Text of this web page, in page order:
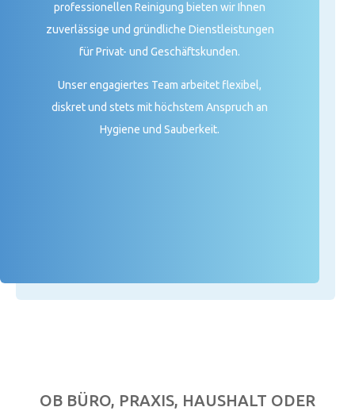
professionellen Reinigung bieten wir Ihnen
zuverlässige und gründliche Dienstleistungen
für Privat- und Geschäftskunden.
Unser engagiertes Team arbeitet flexibel,
diskret und stets mit höchstem Anspruch an
Hygiene und Sauberkeit.
OB BÜRO, PRAXIS, HAUSHALT ODER